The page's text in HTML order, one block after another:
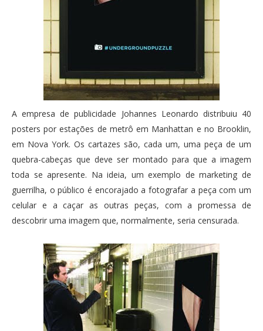
A empresa de publicidade Johannes Leonardo distribuiu 40
posters por estações de metrô em Manhattan e no Brooklin,
em Nova York. Os cartazes são, cada um, uma peça de um
quebra-cabeças que deve ser montado para que a imagem
toda se apresente. Na ideia, um exemplo de marketing de
guerrilha, o público é encorajado a fotografar a peça com um
celular e a caçar as outras peças, com a promessa de
descobrir uma imagem que, normalmente, seria censurada.